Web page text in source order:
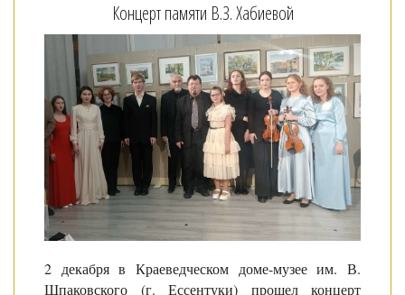
Концерт памяти В.З. Хабиевой
2 декабря в Краеведческом доме-музее им. В.
Шпаковского (г. Ессентуки) прошел концерт